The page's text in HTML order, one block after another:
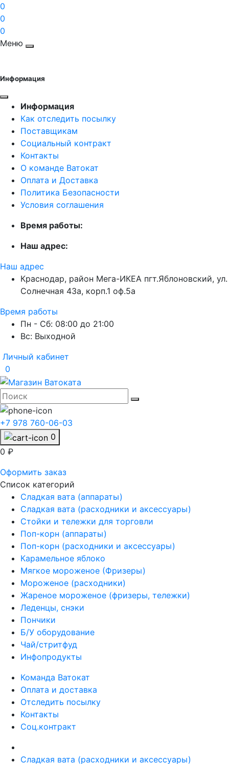
0
0
0
Меню
Информация
Информация
Как отследить посылку
Поставщикам
Социальный контракт
Контакты
О команде Ватокат
Оплата и Доставка
Политика Безопасности
Условия соглашения
Время работы:
Наш адрес:
Наш адрес
Краснодар, район Мега-ИКЕА пгт.Яблоновский, ул.
Солнечная 43а, корп.1 оф.5а
Время работы
Пн - Сб: 08:00 до 21:00
Вс: Выходной
Личный кабинет
0
+7 978 760-06-03
0
0 ₽
Оформить заказ
Список категорий
Сладкая вата (аппараты)
Сладкая вата (расходники и аксессуары)
Стойки и тележки для торговли
Поп-корн (аппараты)
Поп-корн (расходники и аксессуары)
Карамельное яблоко
Мягкое мороженое (Фризеры)
Мороженое (расходники)
Жареное мороженое (фризеры, тележки)
Леденцы, снэки
Пончики
Б/У оборудование
Чай/стритфуд
Инфопродукты
Команда Ватокат
Оплата и доставка
Отследить посылку
Контакты
Соц.контракт
Сладкая вата (расходники и аксессуары)